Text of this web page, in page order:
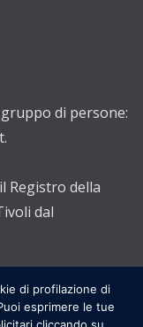
di persone:
Registro della
dal
di profilazione di
esprimere le tue